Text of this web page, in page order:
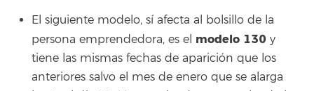
El siguiente modelo, sí afecta al bolsillo de la
persona emprendedora, es el modelo 130 y
tiene las mismas fechas de aparición que los
anteriores salvo el mes de enero que se alarga